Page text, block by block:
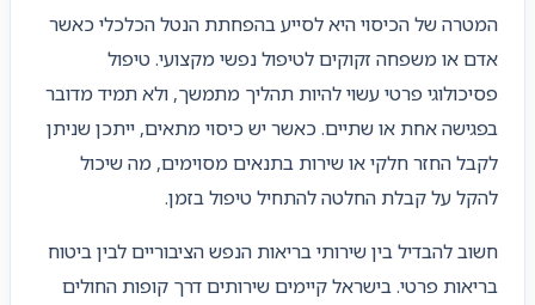
המטרה של הכיסוי היא לסייע בהפחתת הנטל הכלכלי כאשר
אדם או משפחה זקוקים לטיפול נפשי מקצועי. טיפול
פסיכולוגי פרטי עשוי להיות תהליך מתמשך, ולא תמיד מדובר
בפגישה אחת או שתיים. כאשר יש כיסוי מתאים, ייתכן שניתן
לקבל החזר חלקי או שירות בתנאים מסוימים, מה שיכול
להקל על קבלת החלטה להתחיל טיפול בזמן.
חשוב להבדיל בין שירותי בריאות הנפש הציבוריים לבין ביטוח
בריאות פרטי. בישראל קיימים שירותים דרך קופות החולים